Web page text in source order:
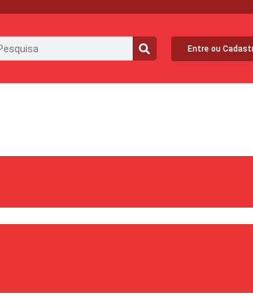
Entre ou